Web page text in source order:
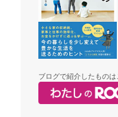
ブログで紹介したものは